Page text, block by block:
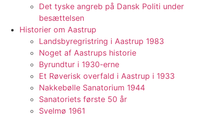
Det tyske angreb på Dansk Politi under
besættelsen
Historier om Aastrup
Landsbyregristring i Aastrup 1983
Noget af Aastrups historie
Byrundtur i 1930-erne
Et Røverisk overfald i Aastrup i 1933
Nakkebølle Sanatorium 1944
Sanatoriets første 50 år
Svelmø 1961